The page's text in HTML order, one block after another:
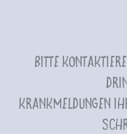
Bitte
Krankmeldungen